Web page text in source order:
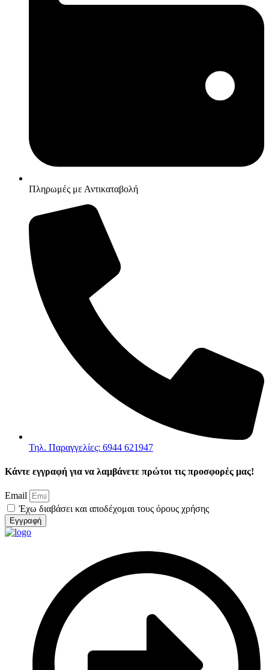
Πληρωμές με Αντικαταβολή
Τηλ. Παραγγελίες: 6944 621947
Κάντε εγγραφή για να λαμβάνετε πρώτοι τις προσφορές μας!
Email
Έχω διαβάσει και αποδέχομαι τους όρους χρήσης
Εγγραφή